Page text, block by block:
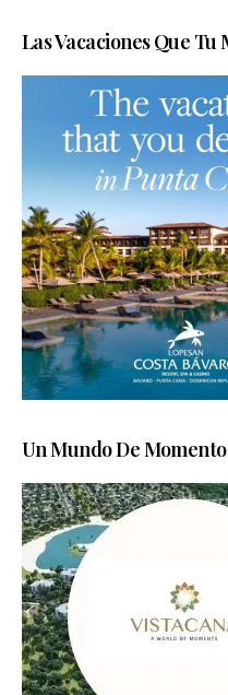
Las Vacaciones Que Tu
Un Mundo De